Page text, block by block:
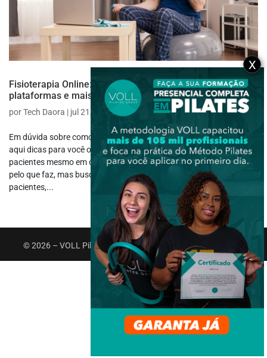
Fisioterapia Online: como começar, equipamentos,
plataformas e mais!
porTech Daora | jul 21, 2023| Atuação Profissional,Carreira
Em dúvida sobre como fazer sessões de fisioterapia online? Veja
aqui dicas para você oferecer tratamento de qualidade a seus
pacientes mesmo em casa. Se você é um fisioterapeuta apaixonado
pelo que faz, mas busca novas formas de conseguir ajudar mais
pacientes,...
© 2026 – VOLL Pilates Group. Todos os direitos reservados.
X